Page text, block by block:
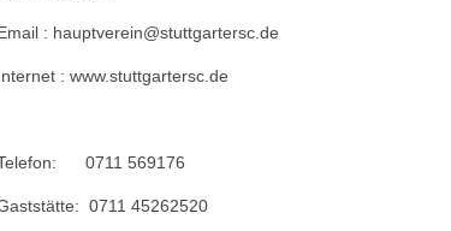
: hauptverein@stuttgartersc.de
: www.stuttgartersc.de
0711 569176
0711 45262520